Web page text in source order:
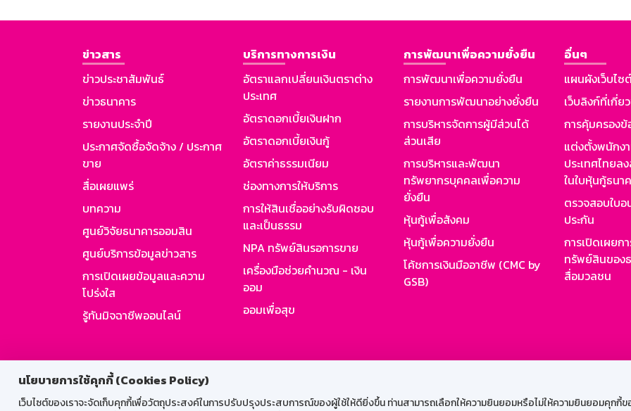
นโยบายการใช้คุกกี้ (Cookies Policy)
เว็บไซต์ของเราจะจัดเก็บคุกกี้เพื่อวัตถุประสงค์ในการปรับปรุงประสบการณ์ของผู้ใช้ให้ดียิ่งขึ้น ท่านสามารถเลือกให้ความยินยอมหรือไม่ให้ความยินยอมคุกกี้ข
ข่าวสาร
ข่าวประชาสัมพันธ์
ข่าวธนาคาร
รายงานประจำปี
ประกาศจัดซื้อจัดจ้าง / ประกาศ
ขาย
สื่อเผยแพร่
บทความ
ศูนย์วิจัยธนาคารออมสิน
ศูนย์บริการข้อมูลข่าวสาร
การเปิดเผยข้อมูลและความ
โปร่งใส
รู้ทันมิจฉาชีพออนไลน์
บริการทางการเงิน
อัตราแลกเปลี่ยนเงินตราต่าง
ประเทศ
อัตราดอกเบี้ยเงินฝาก
อัตราดอกเบี้ยเงินกู้
อัตราค่าธรรมเนียม
ช่องทางการให้บริการ
การให้สินเชื่ออย่างรับผิดชอบ
และเป็นธรรม
NPA ทรัพย์สินรอการขาย
เครื่องมือช่วยคำนวณ - เงิน
ออม
ออมเพื่อสุข
การพัฒนาเพื่อความยั่งยืน
การพัฒนาเพื่อความยั่งยืน
รายงานการพัฒนาอย่างยั่งยืน
การบริหารจัดการผู้มีส่วนได้
ส่วนเสีย
การบริหารและพัฒนา
ทรัพยากรบุคคลเพื่อความ
ยั่งยืน
หุ้นกู้เพื่อสังคม
หุ้นกู้เพื่อความยั่งยืน
โค้ชการเงินมืออาชีพ (CMC by
GSB)
อื่นๆ
แผนผังเว็บไซ
เว็บลิงก์ที่เกี่ย
การคุ้มครอง
แต่งตั้งพนักง
ประเทศไทยล
ในใบหุ้นกู้ธนา
ตรวจสอบใบ
ประกัน
การเปิดเผยก
ทรัพย์สินของ
สื่อมวลชน